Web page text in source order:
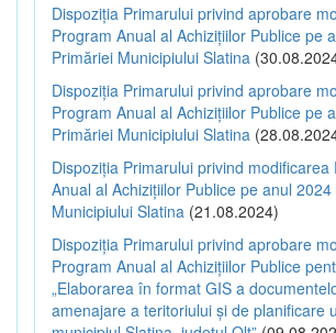
Dispoziția Primarului privind aprobare
Program Anual al Achizițiilor Publice pe
Primăriei Municipiului Slatina
Dispoziția Primarului privind aprobare
Program Anual al Achizițiilor Publice pe
Primăriei Municipiului Slatina
Dispoziția Primarului privind modificarea
Anual al Achizițiilor Publice pe anul
Municipiului Slatina (21.08.2024)
Dispoziția Primarului privind aprobare
Program Anual al Achizițiilor Publice
„Elaborarea în format GIS a
amenajare a teritoriului și de planificare